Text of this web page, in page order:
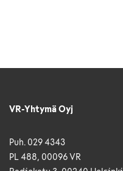
VR-Yhtymä Oyj
Puh. 029 4343
PL 488, 00096 VR